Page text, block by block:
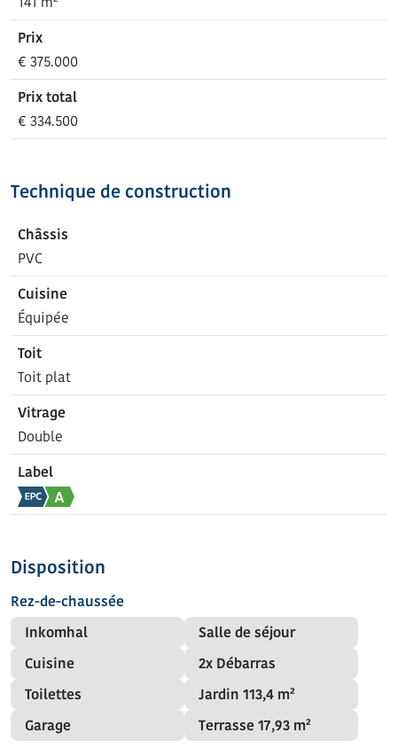
Prix
€ 375.000
Prix total
€ 334.500
Technique de construction
Châssis
PVC
Cuisine
Équipée
Toit
Toit plat
Vitrage
Double
Label
Disposition
Rez-de-chaussée
Inkomhal
Salle de séjour
Cuisine
2x Débarras
Toilettes
Jardin 113,4 m²
Garage
Terrasse17,93 m²